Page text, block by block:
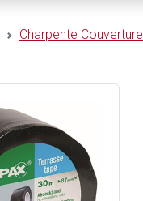
Charpente Couverture